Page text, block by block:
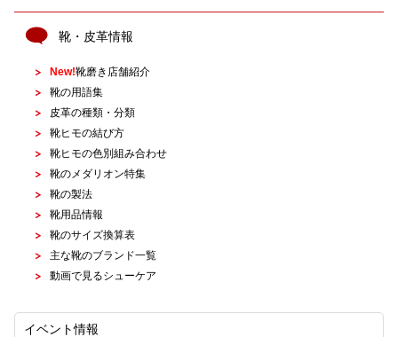
靴・皮革情報
New!靴磨き店舗紹介
靴の用語集
皮革の種類・分類
靴ヒモの結び方
靴ヒモの色別組み合わせ
靴のメダリオン特集
靴の製法
靴用品情報
靴のサイズ換算表
主な靴のブランド一覧
動画で見るシューケア
イベント情報